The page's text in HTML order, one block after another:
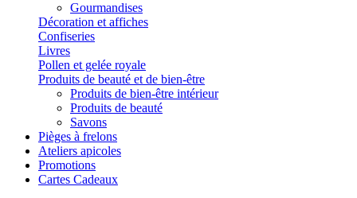
Gourmandises
Décoration et affiches
Confiseries
Livres
Pollen et gelée royale
Produits de beauté et de bien-être
Produits de bien-être intérieur
Produits de beauté
Savons
Pièges à frelons
Ateliers apicoles
Promotions
Cartes Cadeaux